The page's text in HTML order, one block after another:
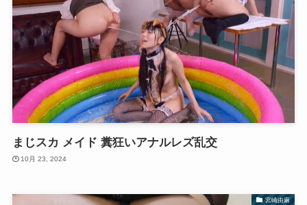
まじスカ メイド 糞狂いアナルレズ乱交
10月 23, 2024
宮崎由麻